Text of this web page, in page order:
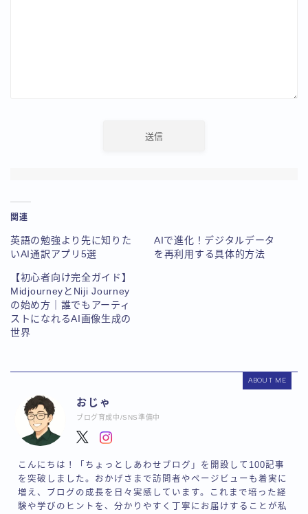
関連
英語の勉強より先に知りた
いAI通訳アプリ5選
AIで進化！デジタルデータ
を再利用する具体的方法
【初心者向け完全ガイド】
MidjourneyとNiji Journey
の始め方｜誰でもアーティ
ストになれるAI画像生成の
世界
ABOUT ME
おじゃ
ブログ育成中/SNS準備中
こんにちは！「ちょっとしあわせブログ」を開設して100記事
を突破しました。おかげさまで訪問者やページビューも着実に
増え、ブログの成長を日々実感しています。これまで培った経
験や学びのヒントを、分かりやすく丁寧にお届けすることが私